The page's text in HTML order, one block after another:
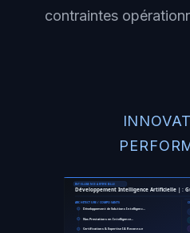
contraintes
INTELLIGENCE ARTIFICIELLE
Développement Intelligence Artificielle | :
ARCHITECTURE / COMPOSANTS
Développement de Solutions Intelligenc…
Nos Prestations en Intelligence…
Certifications & Expertise IA Reconnue